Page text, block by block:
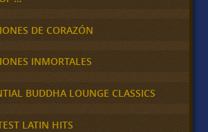
DE CORAZÓN
INMORTALES
BUDDHA LOUNGE CLASSICS
LATIN HITS